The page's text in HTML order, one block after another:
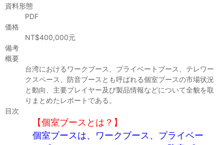
コンサルティング
リサーチ
経済ニュース
労務顧問
資料形態
PDF
価格
NT$400,000元
備考
概要
台湾におけるワークブース、プライベートブース、テレワー
クスペース、防音ブースとも呼ばれる個室ブースの市場状況
と動向、主要プレイヤー及び製品情報などについて全貌を取
りまとめたレポートである。
目次
【個室ブースとは？】
個室ブースは、ワークブース、プライベー